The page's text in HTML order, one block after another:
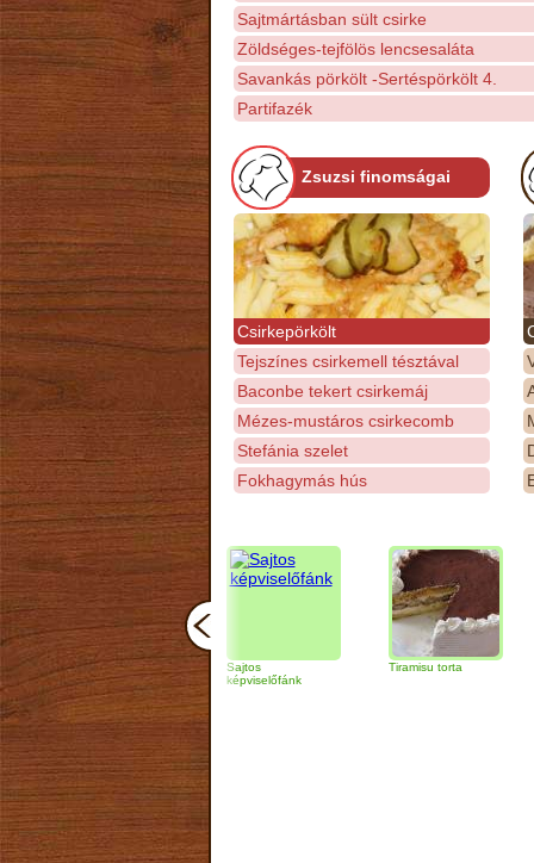
Sajtmártásban sült csirke
Zöldséges-tejfölös lencsesaláta
Savankás pörkölt -Sertéspörkölt 4.
Partifazék
Zsuzsi finomságai
Csirkepörkölt
Tejszínes csirkemell tésztával
Baconbe tekert csirkemáj
Mézes-mustáros csirkecomb
Stefánia szelet
Fokhagymás hús
Zabpelyhes
túrógombóc
Sajtos
képviselőfánk
Tiramisu torta